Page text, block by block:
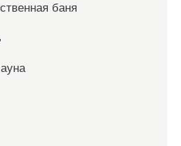
баня